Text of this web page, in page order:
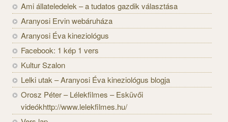
Ami állateledelek – a tudatos gazdik választása
Aranyosi Ervin webáruháza
Aranyosi Éva kineziológus
Facebook: 1 kép 1 vers
Kultur Szalon
Lelki utak – Aranyosi Éva kineziológus blogja
Orosz Péter – Lélekfilmes – Esküvői
videókhttp://www.lelekfilmes.hu/